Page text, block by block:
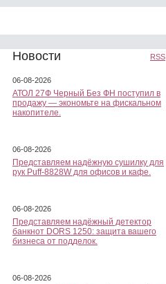
Новости RSS
06-08-2026
АТОЛ 27Ф Черный Без ФН поступил в
продажу — экономьте на фискальном
накопителе.
06-08-2026
Представляем надёжную сушилку для
рук Puff-8828W для офисов и кафе.
06-08-2026
Представляем надёжный детектор
банкнот DORS 1250: защита вашего
бизнеса от подделок.
06-08-2026